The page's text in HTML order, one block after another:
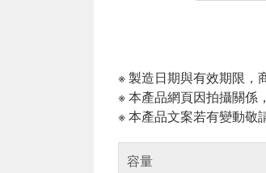
※ 製造日期與有效期限，
※ 本產品網頁因拍攝關係
※ 本產品文案若有變動敬
容量